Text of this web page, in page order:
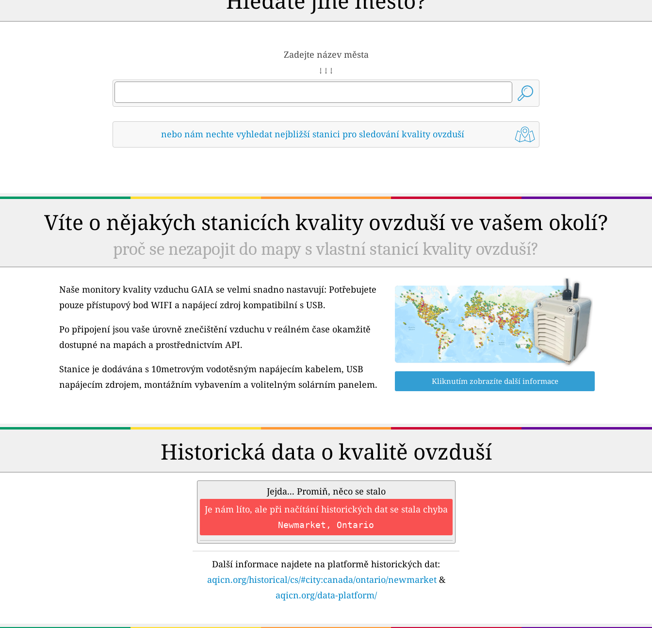
Zadejte název města
↓ ↓ ↓
nebo nám nechte vyhledat nejbližší stanici pro sledování kvality ovzduší
Víte o nějakých stanicích kvality ovzduší ve vašem okolí?
proč se nezapojit do mapy s vlastní stanicí kvality ovzduší?
Naše monitory kvality vzduchu GAIA se velmi snadno nastavují: Potřebujete
pouze přístupový bod WIFI a napájecí zdroj kompatibilní s USB.
Po připojení jsou vaše úrovně znečištění vzduchu v reálném čase okamžitě
dostupné na mapách a prostřednictvím API.
Stanice je dodávána s 10metrovým vodotěsným napájecím kabelem, USB
napájecím zdrojem, montážním vybavením a volitelným solárním panelem.
Kliknutím zobrazíte další informace
Historická data o kvalitě ovzduší
Jejda... Promiň, něco se stalo
Je nám líto, ale při načítání historických dat se stala chyba
Newmarket, Ontario
Další informace najdete na platformě historických dat:
aqicn.org/historical/cs/#city:canada/ontario/newmarket&
aqicn.org/data-platform/